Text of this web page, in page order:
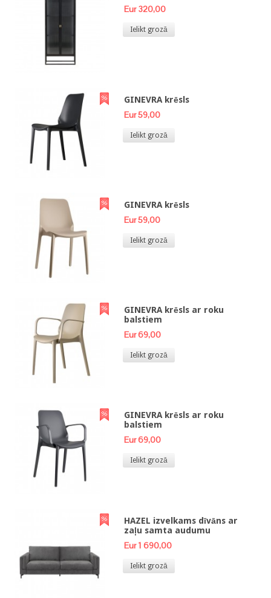
Eur 320,00
Ielikt grozā
GINEVRA krēsls
Eur 59,00
Ielikt grozā
GINEVRA krēsls
Eur 59,00
Ielikt grozā
GINEVRA krēsls ar roku
balstiem
Eur 69,00
Ielikt grozā
GINEVRA krēsls ar roku
balstiem
Eur 69,00
Ielikt grozā
HAZEL izvelkams dīvāns ar
zaļu samta audumu
Eur 1 690,00
Ielikt grozā